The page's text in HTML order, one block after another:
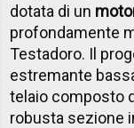
dotata di un
profondamente
Testadoro. Il
estremante
telaio composto
robusta sezione